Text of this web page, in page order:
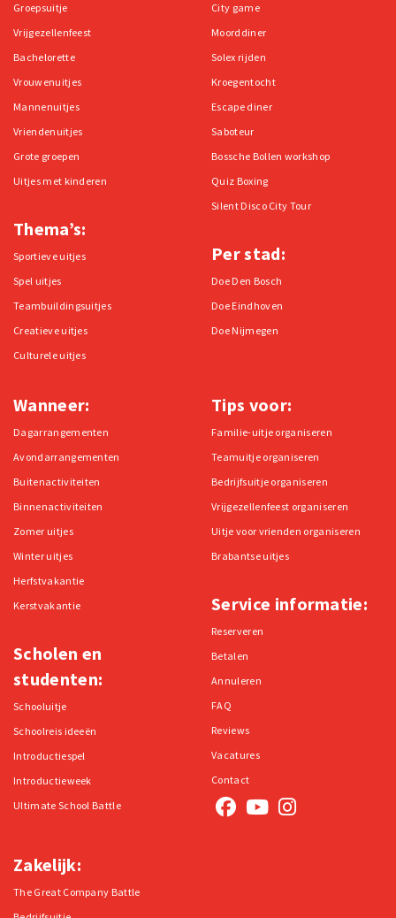
Groepsuitje
Vrijgezellenfeest
Bachelorette
Vrouwenuitjes
Mannenuitjes
Vriendenuitjes
Grote groepen
Uitjes met kinderen
Thema’s:
Sportieve uitjes
Spel uitjes
Teambuildingsuitjes
Creatieve uitjes
Culturele uitjes
City game
Moorddiner
Solex rijden
Kroegentocht
Escape diner
Saboteur
Bossche Bollen workshop
Quiz Boxing
Silent Disco City Tour
Per stad:
Doe Den Bosch
Doe Eindhoven
Doe Nijmegen
Wanneer:
Dagarrangementen
Avondarrangementen
Buitenactiviteiten
Binnenactiviteiten
Zomer uitjes
Winter uitjes
Herfstvakantie
Kerstvakantie
Scholen en
studenten:
Schooluitje
Schoolreis ideeën
Introductiespel
Introductieweek
Ultimate School Battle
Tips voor:
Familie-uitje organiseren
Teamuitje organiseren
Bedrijfsuitje organiseren
Vrijgezellenfeest organiseren
Uitje voor vrienden organiseren
Brabantse uitjes
Service informatie:
Reserveren
Betalen
Annuleren
FAQ
Reviews
Vacatures
Contact
Zakelijk:
The Great Company Battle